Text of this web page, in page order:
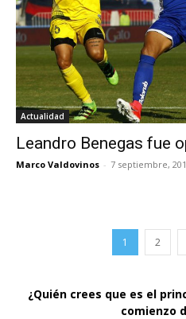
Actualidad
Leandro Benegas fue
Marco Valdovinos - 7 septiembre,
1 2
¿Quién crees que es el
comienzo